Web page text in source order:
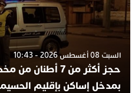
السبت 08 أغسطس 2026 - 10:43
حجز أكثر من 7
بمدخل إساكن بإقليم